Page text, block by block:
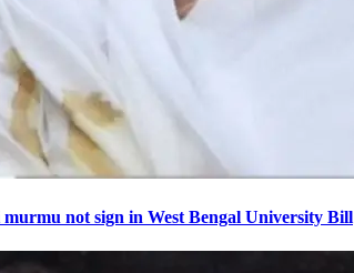
murmu not sign in West Bengal University Bill